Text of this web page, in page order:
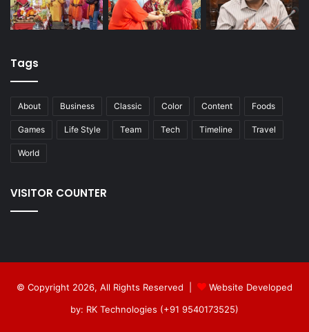
Tags
About Business Classic Color Content Foods
Games Life Style Team Tech Timeline Travel
World
VISITOR COUNTER
© Copyright 2026, All Rights Reserved |
Website Developed
by: RK Technologies (+91 9540173525)